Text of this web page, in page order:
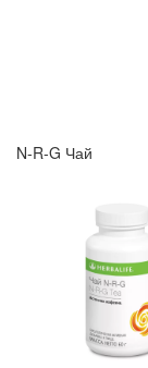
N-R-G Чай